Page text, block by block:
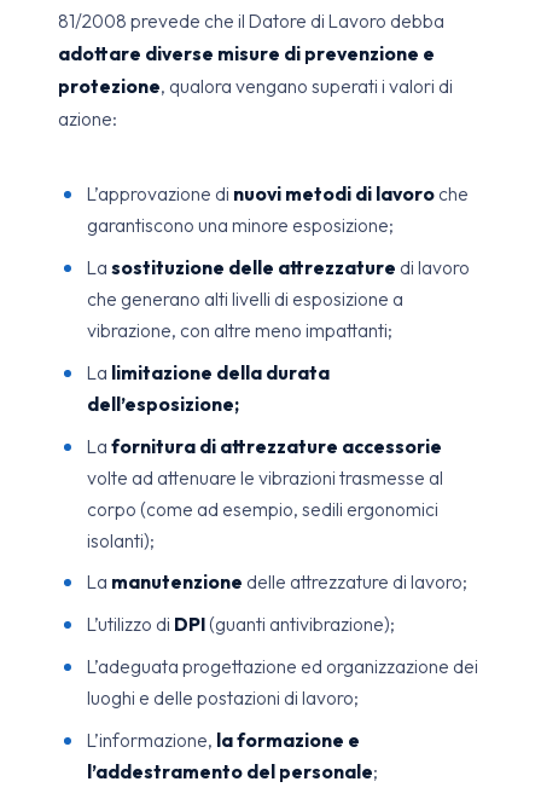
81/2008 prevede che il Datore di Lavoro debba
adottare diverse misure di prevenzione e
protezione, qualora vengano superati i valori di
azione:
L’approvazione di nuovi metodi di lavoro che
garantiscono una minore esposizione;
La sostituzione delle attrezzature di lavoro
che generano alti livelli di esposizione a
vibrazione, con altre meno impattanti;
La limitazione della durata
dell’esposizione;
La fornitura di attrezzature accessorie
volte ad attenuare le vibrazioni trasmesse al
corpo (come ad esempio, sedili ergonomici
isolanti);
La manutenzione delle attrezzature di lavoro;
L’utilizzo di DPI (guanti antivibrazione);
L’adeguata progettazione ed organizzazione dei
luoghi e delle postazioni di lavoro;
L’informazione, la formazione e
l’addestramento del personale;